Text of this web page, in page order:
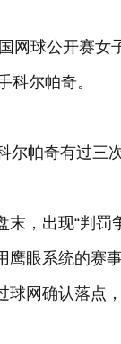
网球公开赛女
科尔帕奇。
帕奇有过三
，出现“判罚
眼系统的赛
网确认落点